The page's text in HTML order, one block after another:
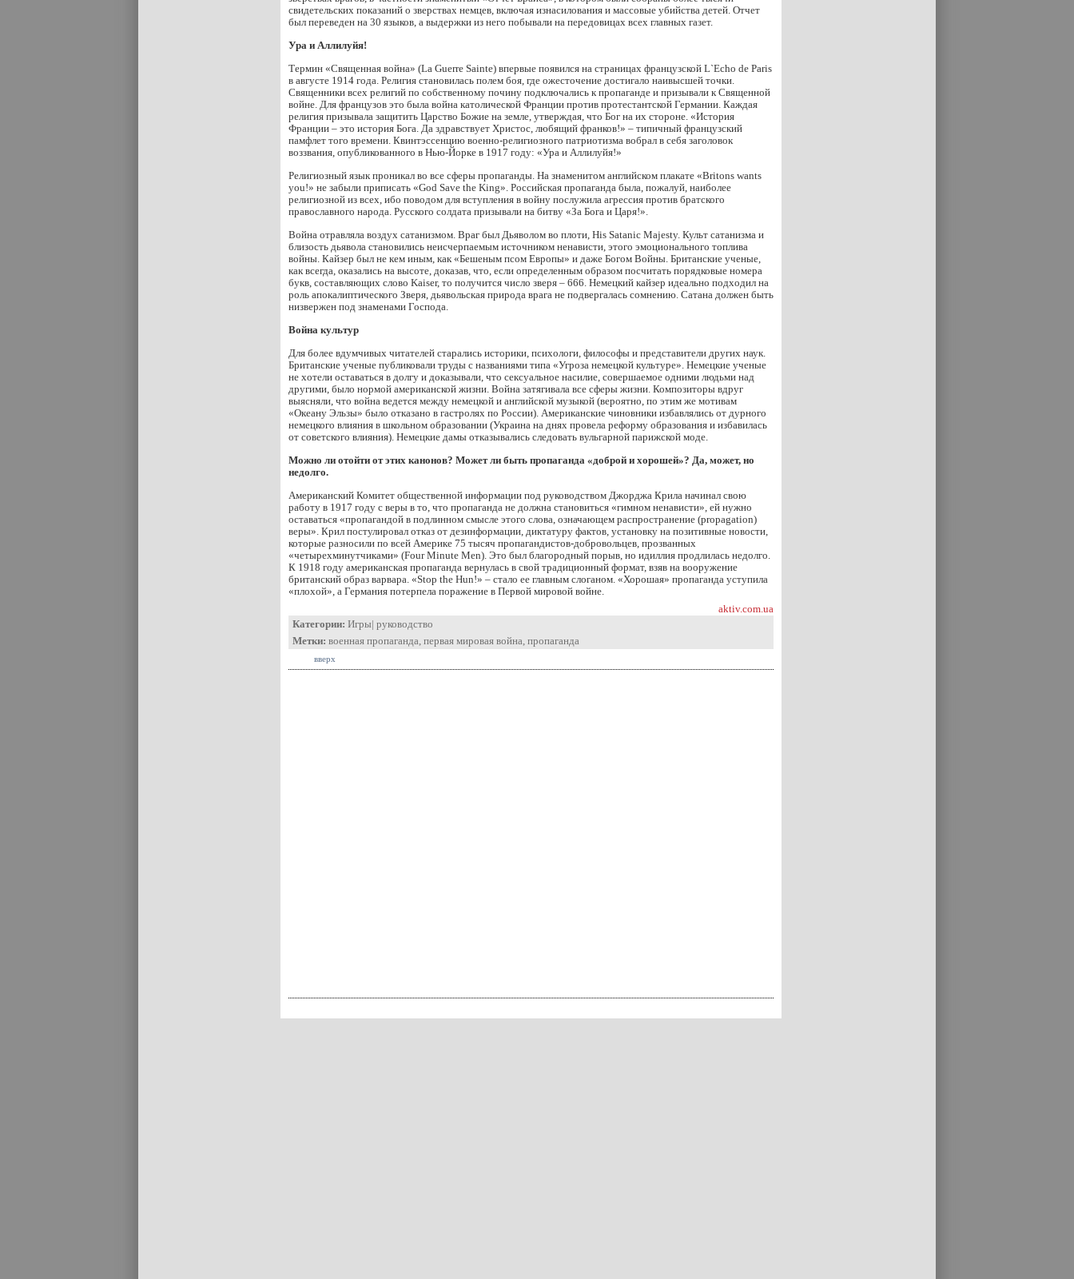
свидетельских показаний о зверствах немцев, включая изнасилования и массовые убийства детей. Отчет
был переведен на 30 языков, а выдержки из него побывали на передовицах всех главных газет.
Ура и Аллилуйя!
Термин «Священная война» (La Guerre Sainte) впервые появился на страницах французской L`Echo de Paris
в августе 1914 года. Религия становилась полем боя, где ожесточение достигало наивысшей точки.
Священники всех религий по собственному почину подключались к пропаганде и призывали к Священной
войне. Для французов это была война католической Франции против протестантской Германии. Каждая
религия призывала защитить Царство Божие на земле, утверждая, что Бог на их стороне. «История
Франции – это история Бога. Да здравствует Христос, любящий франков!» – типичный французский
памфлет того времени. Квинтэссенцию военно-религиозного патриотизма вобрал в себя заголовок
воззвания, опубликованного в Нью-Йорке в 1917 году: «Ура и Аллилуйя!»
Религиозный язык проникал во все сферы пропаганды. На знаменитом английском плакате «Britons wants
you!» не забыли приписать «God Save the King». Российская пропаганда была, пожалуй, наиболее
религиозной из всех, ибо поводом для вступления в войну послужила агрессия против братского
православного народа. Русского солдата призывали на битву «За Бога и Царя!».
Война отравляла воздух сатанизмом. Враг был Дьяволом во плоти, His Satanic Majesty. Культ сатанизма и
близость дьявола становились неисчерпаемым источником ненависти, этого эмоционального топлива
войны. Кайзер был не кем иным, как «Бешеным псом Европы» и даже Богом Войны. Британские ученые,
как всегда, оказались на высоте, доказав, что, если определенным образом посчитать порядковые номера
букв, составляющих слово Kaiser, то получится число зверя – 666. Немецкий кайзер идеально подходил на
роль апокалиптического Зверя, дьявольская природа врага не подвергалась сомнению. Сатана должен быть
низвержен под знаменами Господа.
Война культур
Для более вдумчивых читателей старались историки, психологи, философы и представители других наук.
Британские ученые публиковали труды с названиями типа «Угроза немецкой культуре». Немецкие ученые
не хотели оставаться в долгу и доказывали, что сексуальное насилие, совершаемое одними людьми над
другими, было нормой американской жизни. Война затягивала все сферы жизни. Композиторы вдруг
выясняли, что война ведется между немецкой и английской музыкой (вероятно, по этим же мотивам
«Океану Эльзы» было отказано в гастролях по России). Американские чиновники избавлялись от дурного
немецкого влияния в школьном образовании (Украина на днях провела реформу образования и избавилась
от советского влияния). Немецкие дамы отказывались следовать вульгарной парижской моде.
Можно ли отойти от этих канонов? Может ли быть пропаганда «доброй и хорошей»? Да, может, но
недолго.
Американский Комитет общественной информации под руководством Джорджа Крила начинал свою
работу в 1917 году с веры в то, что пропаганда не должна становиться «гимном ненависти», ей нужно
оставаться «пропагандой в подлинном смысле этого слова, означающем распространение (propagation)
веры». Крил постулировал отказ от дезинформации, диктатуру фактов, установку на позитивные новости,
которые разносили по всей Америке 75 тысяч пропагандистов-добровольцев, прозванных
«четырехминутчиками» (Four Minute Men). Это был благородный порыв, но идиллия продлилась недолго.
К 1918 году американская пропаганда вернулась в свой традиционный формат, взяв на вооружение
британский образ варвара. «Stop the Hun!» – стало ее главным слоганом. «Хорошая» пропаганда уступила
«плохой», а Германия потерпела поражение в Первой мировой войне.
aktiv.com.ua
Категории: Игры| руководство
Метки: военная пропаганда, первая мировая война, пропаганда
вверх